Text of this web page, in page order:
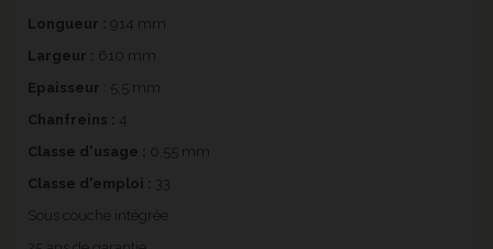
Longueur : 914 mm
Largeur : 610 mm
Epaisseur : 5,5 mm
Chanfreins : 4
Classe d'usage : 0,55 mm
Classe d'emploi : 33
Sous couche intégrée